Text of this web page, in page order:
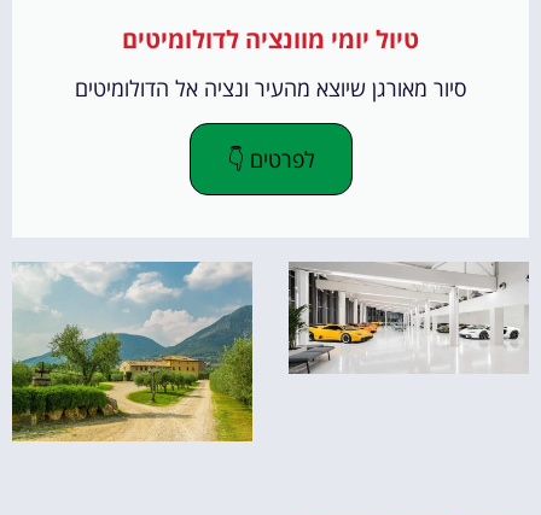
טיול יומי מוונציה לדולומיטים
סיור מאורגן שיוצא מהעיר ונציה אל הדולומיטים
לפרטים 👇